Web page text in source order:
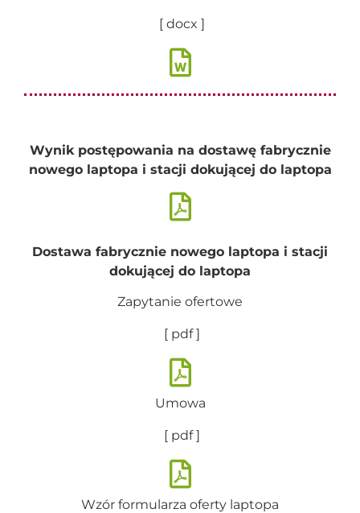
[ docx ]
Wynik postępowania na dostawę fabrycznie
nowego laptopa i stacji dokującej do laptopa
Dostawa fabrycznie nowego laptopa i stacji
dokującej do laptopa
Zapytanie ofertowe
[ pdf ]
Umowa
[ pdf ]
Wzór formularza oferty laptopa